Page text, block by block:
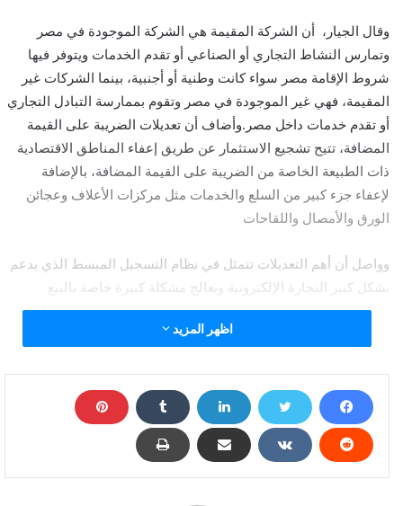
وقال الجيار، أن الشركة المقيمة هي الشركة الموجودة في مصر
وتمارس النشاط التجاري أو الصناعي أو تقدم الخدمات ويتوفر فيها
شروط الإقامة مصر سواء كانت وطنية أو أجنبية، بينما الشركات غير
المقيمة، فهي غير الموجودة في مصر وتقوم بممارسة التبادل التجاري
أو تقدم خدمات داخل مصر.وأضاف أن تعديلات الضريبة على القيمة
المضافة، تتيح تشجيع الاستثمار عن طريق إعفاء المناطق الاقتصادية
ذات الطبيعة الخاصة من الضريبة على القيمة المضافة، بالإضافة
لإعفاء جزء كبير من السلع والخدمات مثل مركزات الأعلاف وعجائن
الورق والأمصال واللقاحات
وواصل أن أهم التعديلات تتمثل في نظام التسجيل المبسط الذي يدعم
بشكل كبير التجارة الإلكترونية ويعالج مشكلة كبيرة خاصة بالبيع
التجاري الخاص بالشركات غير المقيمة داخل مصر، مشيرًا إلى أن البيع
يتم عن طريق الأونلاين في شكل سلعة أو شكل خدمات.
واختتم أنهم طلبوا من الشركات غير المقيمة في قانون 67 بتعيين
ممثل قانوني داخل مصر، ويتم التعامل معه باعتباره ممثل، إلا أن هذا
النظام لم يثبت فاعليته على مدار السنوات، وبالتالي تم التعديل
بالنظام المبسط، والذي من خلاله سيتم التسجيل والتوسيع في التجارة
الإلكترونية عن طريق الشركات الأجنبية للدخول للسوق المصري وفقًا
اظهر المزيد